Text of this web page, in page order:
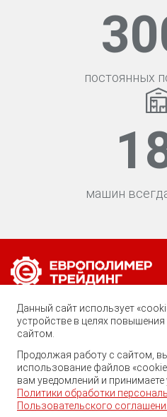
Вам.
постоянных
машин
Позвоните нам по любому
8 (800) 222-40-61
Ростов-на-Дону, ул. Вавилова, 59
trade@ep-group.ru
Данный сайт использует
устройстве в целях
сайтом.
Продолжая работу с сайтом,
использование файлов
вам уведомлений и
Политики обработки
Пользовательского